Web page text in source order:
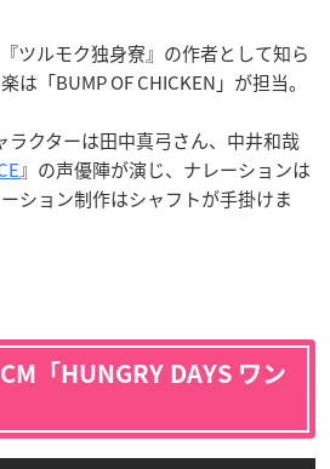
ツルモク独身寮』の作者として知ら
は「BUMP OF CHICKEN」が担当。
ラクターは田中真弓さん、中井和哉
』の声優陣が演じ、ナレーションは
ション制作はシャフトが手掛けま
「HUNGRY DAYS ワン